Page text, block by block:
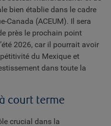
bien établie dans le cadre
Canada (ACEUM). Il sera
près le prochain point
2026, car il pourrait avoir
du Mexique et
dans toute la
court terme
crucial dans la